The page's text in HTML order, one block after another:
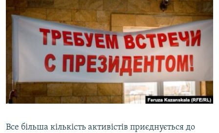
СПЕЦПРОЕКТИ
ДЕПОРТАЦІЯ
ВІДЕОУРОКИ «ELIFBE»
СВІДЧЕННЯ ОКУПАЦІЇ
УКРАЇНСЬКА ПРОБЛЕМА КРИМУ
ІНФОГРАФІКА
ЯК ОБІЙТИ БЛОКУВАННЯ
Qırımtatar
ДОЛУЧАЙСЯ!
Все більша кількість активістів приєднується до